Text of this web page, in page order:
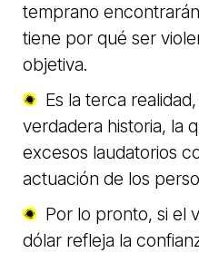
temprano
tiene por qué ser
objetiva.
Es la terca
verdadera historia, la
excesos laudatorios
actuación de los
Por lo pronto, si el
dólar refleja la